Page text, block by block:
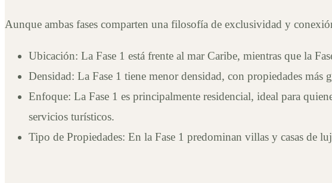
Aunque ambas fases comparten una filosofía de exclusividad y
Ubicación: La Fase 1 está frente al mar Caribe, mientras que la
Densidad: La Fase 1 tiene menor densidad, con propiedades
Enfoque: La Fase 1 es principalmente residencial, ideal para
servicios turísticos.
Tipo de Propiedades: En la Fase 1 predominan villas y casas de